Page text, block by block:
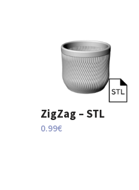
ZigZag – STL
0.99€